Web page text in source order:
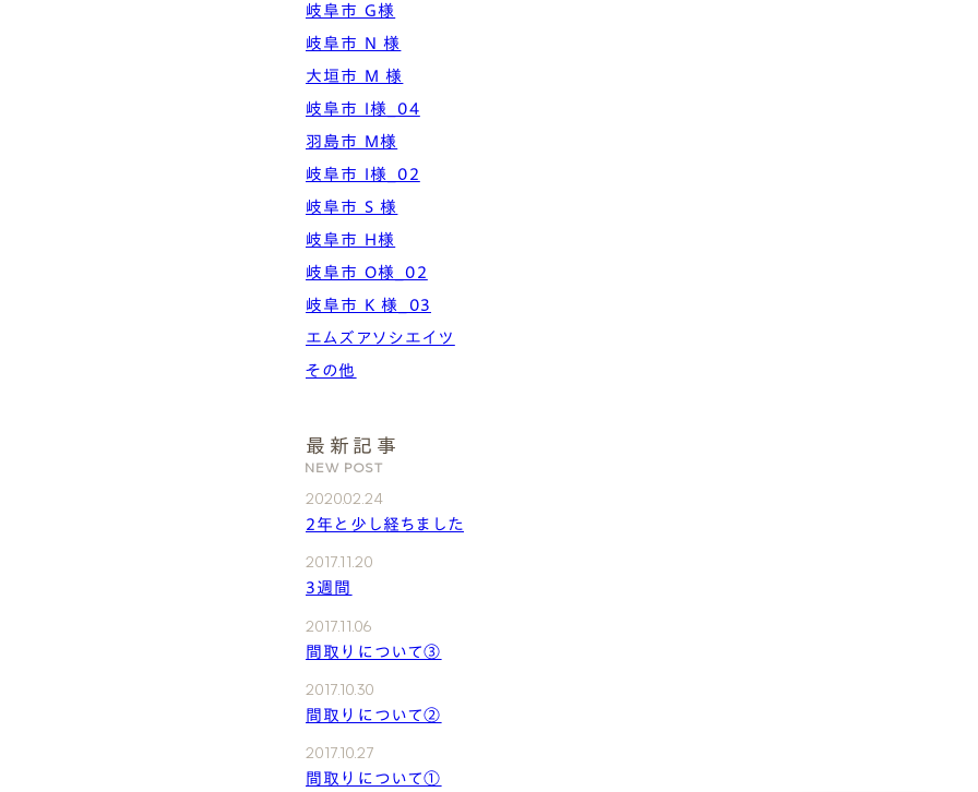
岐阜市 G様
岐阜市 N 様
大垣市 M 様
岐阜市 I様_04
羽島市 M様
岐阜市 I様_02
岐阜市 S 様
岐阜市 H様
岐阜市 O様_02
岐阜市 K 様_03
エムズアソシエイツ
その他
最新記事
NEW POST
2020.02.24
2年と少し経ちました
2017.11.20
3週間
2017.11.06
間取りについて③
2017.10.30
間取りについて②
2017.10.27
間取りについて①